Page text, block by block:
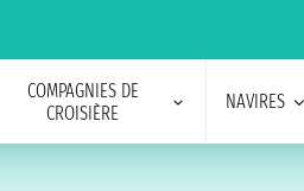
COMPAGNIES DE
CROISIÈRE
NAVIRES